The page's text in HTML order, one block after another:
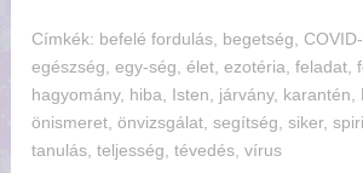
Címkék: befelé fordulás, begetség,
egészség,egy-ség,élet,ezotéria,feladat,
hagyomány, hiba, Isten, járvány, karantén,
önismeret,önvizsgálat,segítség,siker,
tanulás,teljesség,tévedés,vírus